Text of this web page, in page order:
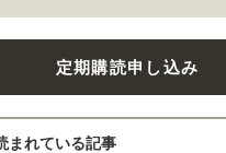
定期購読申し込み
まれている記事